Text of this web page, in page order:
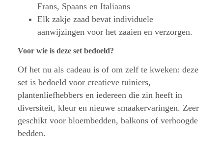
Frans, Spaans en Italiaans
Elk zakje zaad bevat individuele
aanwijzingen voor het zaaien en verzorgen.
Voor wie is deze set bedoeld?
Of het nu als cadeau is of om zelf te kweken: deze
set is bedoeld voor creatieve tuiniers,
plantenliefhebbers en iedereen die zin heeft in
diversiteit, kleur en nieuwe smaakervaringen. Zeer
geschikt voor bloembedden, balkons of verhoogde
bedden.